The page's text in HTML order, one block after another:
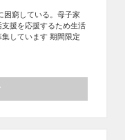
困窮している。母子家
援を応援するため生活
しています 期間限定